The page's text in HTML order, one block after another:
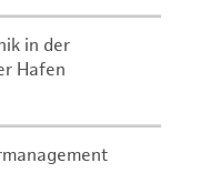
in der
Hafen